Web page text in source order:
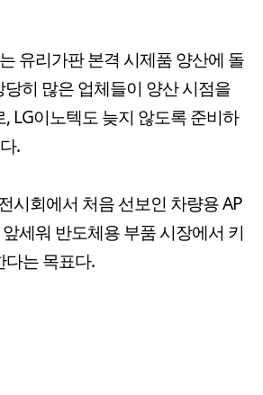
유리가판 본격 시제품 양산에 돌
당히 많은 업체들이 양산 시점을
LG이노텍도 늦지 않도록 준비하
.
시회에서 처음 선보인 차량용 AP
앞세워 반도체용 부품 시장에서 키
는 목표다.